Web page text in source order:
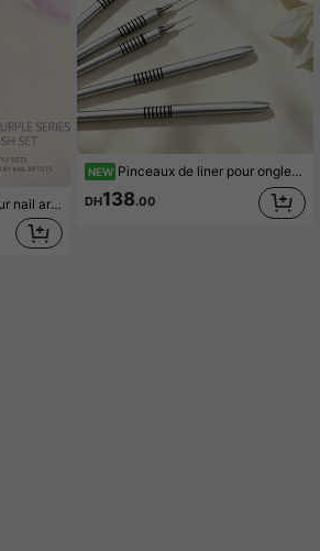
Ensemble de pinceaux pour nail art à manche transparent violet, pinceaux multifonctions pour peinture française, traçage et sculpture
NEW Pinceaux de liner pour ongles à manche argenté 8 anneaux, outils de ligne fine multi-tailles pour la décoration florale des ongles DIY
DH138.00